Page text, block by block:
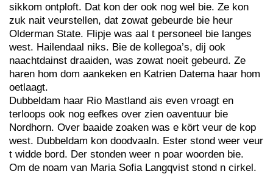
sikkom ontploft. Dat kon der ook nog wel bie. Ze kon
zuk nait veurstellen, dat zowat gebeurde bie heur
Olderman State. Flipje was aal t personeel bie langes
west. Hailendaal niks. Bie de kollegoa’s, dij ook
naachtdainst draaiden, was zowat noeit gebeurd. Ze
haren hom dom aankeken en Katrien Datema haar hom
oetlaagt.
Dubbeldam haar Rio Mastland ais even vroagt en
terloops ook nog eefkes over zien oaventuur bie
Nordhorn. Over baaide zoaken was e kört veur de kop
west. Dubbeldam kon doodvaaln. Ester stond weer veur
t widde bord. Der stonden weer n poar woorden bie.
Om de noam van Maria Sofia Langqvist stond n cirkel.